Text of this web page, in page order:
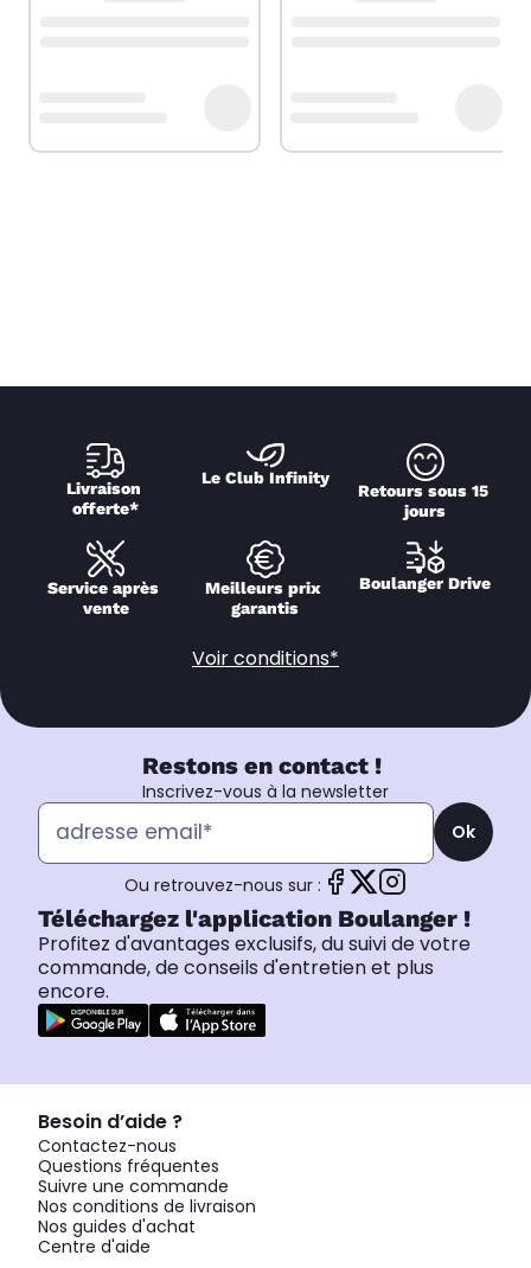
Livraison
offerte*
Le Club Infinity
Retours sous 15
jours
Service après
vente
Meilleurs prix
garantis
Boulanger Drive
Voir conditions*
Restons en contact !
Inscrivez-vous à la newsletter
Ok
Ou retrouvez-nous sur :
Téléchargez l'application Boulanger !
Profitez d'avantages exclusifs, du suivi de votre
commande, de conseils d'entretien et plus
encore.
Besoin d’aide ?
Contactez-nous
Questions fréquentes
Suivre une commande
Nos conditions de livraison
Nos guides d'achat
Centre d'aide